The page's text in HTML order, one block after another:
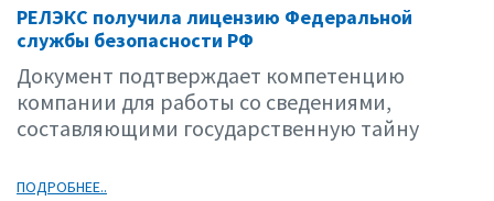
РЕЛЭКС получила лицензию Федеральной
службы безопасности РФ
Документ подтверждает компетенцию
компании для работы со сведениями,
составляющими государственную тайну
ПОДРОБНЕЕ..